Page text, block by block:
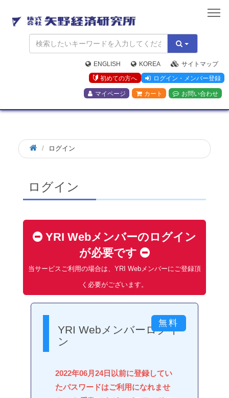
矢
野
経
済
研
究
所
ENGLISH KOREA
サイトマップ
初めての方へ
ログイン・メンバー登録
マイページ カート お問い合わせ
ログイン
ログイン
YRI Webメンバーのログイン
が必要です
当サービスご利用の場合は、YRI Webメンバーにご登録頂
く必要がございます。
YRI Webメンバーログイ
ン
2022年06月24日以前に登録してい
たパスワードはご利用になれませ